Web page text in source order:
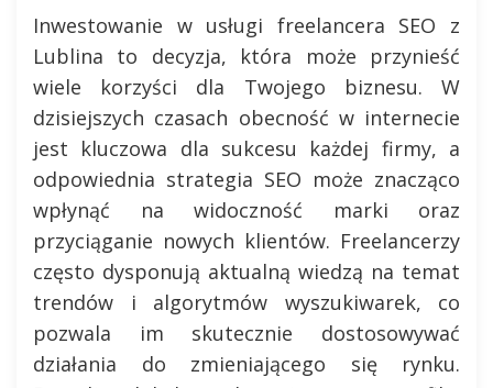
Inwestowanie w usługi freelancera SEO z
Lublina to decyzja, która może przynieść
wiele korzyści dla Twojego biznesu. W
dzisiejszych czasach obecność w internecie
jest kluczowa dla sukcesu każdej firmy, a
odpowiednia strategia SEO może znacząco
wpłynąć na widoczność marki oraz
przyciąganie nowych klientów. Freelancerzy
często dysponują aktualną wiedzą na temat
trendów i algorytmów wyszukiwarek, co
pozwala im skutecznie dostosowywać
działania do zmieniającego się rynku.